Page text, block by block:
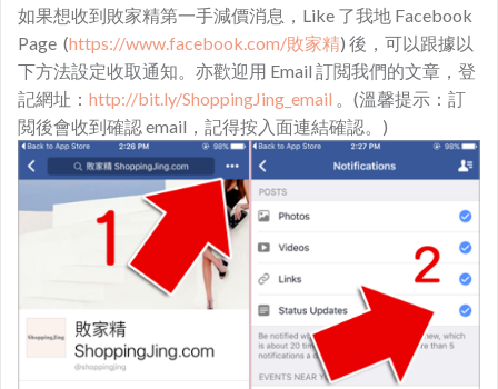
如果想收到敗家精第一手減價消息，Like 了我地 Facebook
Page (https://www.facebook.com/敗家精) 後，可以跟據以
下方法設定收取通知。亦歡迎用 Email 訂閲我們的文章，登
記網址： http://bit.ly/ShoppingJing_email 。(溫馨提示：訂
閲後會收到確認 email，記得按入面連結確認。)